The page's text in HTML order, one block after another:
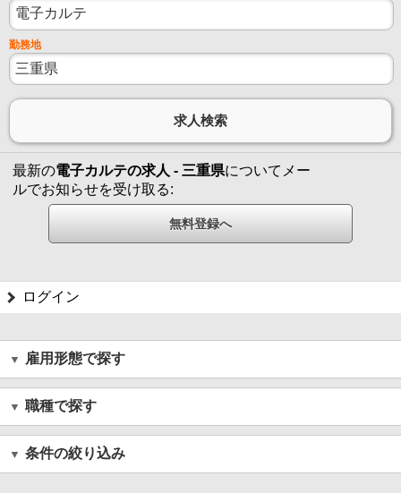
勤務地
最新の電子カルテの求人 - 三重県についてメー
ルでお知らせを受け取る:
ログイン
雇用形態で探す
職種で探す
条件の絞り込み